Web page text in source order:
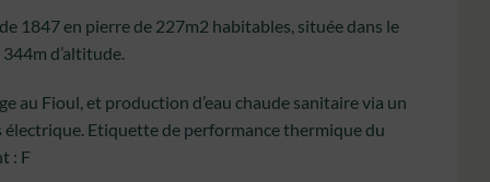
1847 en pierre de 227m2 habitables, située dans le
d’altitude.
au Fioul, et production d’eau chaude sanitaire via un
électrique. Etiquette de performance thermique du
: F